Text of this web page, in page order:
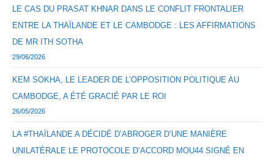
LE CAS DU PRASAT KHNAR DANS LE CONFLIT FRONTALIER
ENTRE LA THAÏLANDE ET LE CAMBODGE : LES AFFIRMATIONS
DE MR ITH SOTHA
29/06/2026
KEM SOKHA, LE LEADER DE L’OPPOSITION POLITIQUE AU
CAMBODGE, A ÉTÉ GRACIÉ PAR LE ROI
26/05/2026
LA #THAÏLANDE A DÉCIDÉ D’ABROGER D’UNE MANIÈRE
UNILATÉRALE LE PROTOCOLE D’ACCORD MOU44 SIGNÉ EN